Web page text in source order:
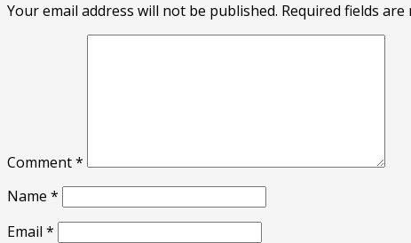
Your email address will not be published. Required fields are
Comment*
Name *
Email *